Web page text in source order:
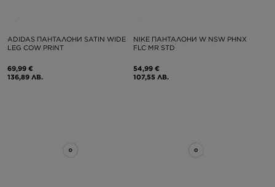
ADIDAS ПАНТАЛОНИ SATIN WIDE
LEG COW PRINT
69,99 €
136,89 ЛВ.
NIKE ПАНТАЛОНИ W NSW PHNX
FLC MR STD
54,99 €
107,55 ЛВ.